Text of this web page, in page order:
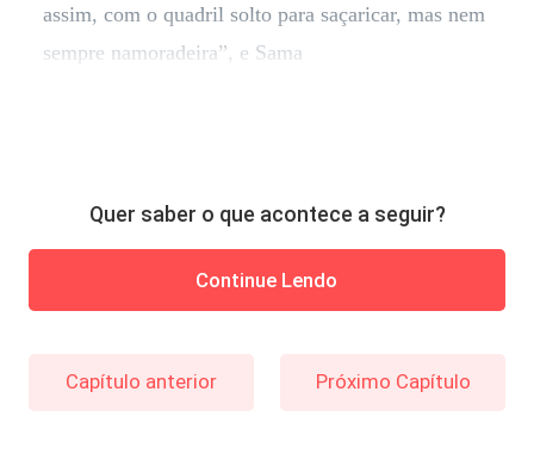
assim, com o quadril solto para saçaricar, mas nem
sempre namoradeira”, e Sama
Quer saber o que acontece a seguir?
Continue Lendo
Capítulo anterior Próximo Capítulo